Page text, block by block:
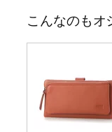
こんなのもオ